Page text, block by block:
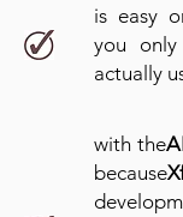
is easy
you
actually
with the
because